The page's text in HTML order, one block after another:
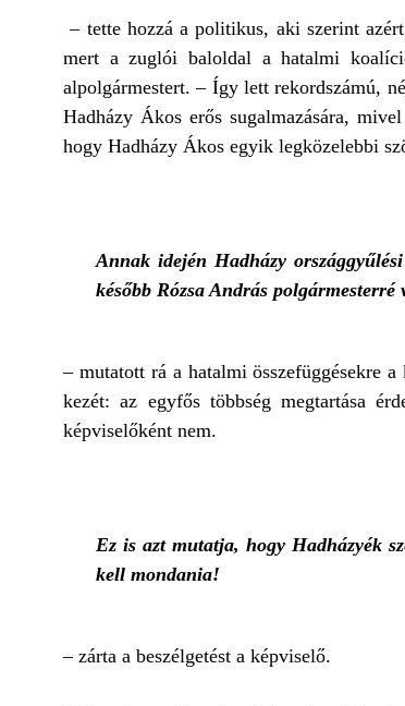
– tette hozzá a politikus, aki szerint
mert a zuglói baloldal a hatalmi
alpolgármestert. – Így lett rekordszámú,
Hadházy Ákos erős sugalmazására,
hogy Hadházy Ákos egyik legközelebbi
Annak idején Hadházy
később Rózsa András polgármesterré
– mutatott rá a hatalmi összefüggésekre
kezét: az egyfős többség megtartása
képviselőként nem.
Ez is azt mutatja, hogy Hadházyék
kell mondania!
– zárta a beszélgetést a képviselő.